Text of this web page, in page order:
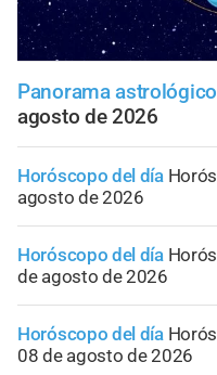
Panorama astrológico
agosto de 2026
Horóscopo del día
agosto de 2026
Horóscopo del día
de agosto de 2026
Horóscopo del día
08 de agosto de 2026